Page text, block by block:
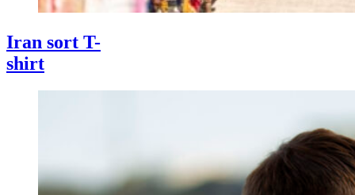
Iran sort T-
shirt